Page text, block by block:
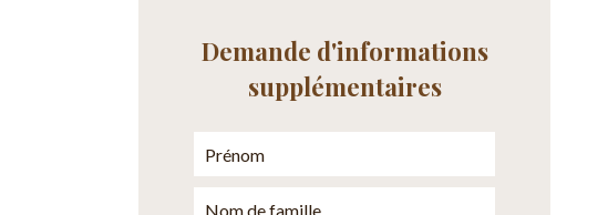
Demande d'informations
supplémentaires